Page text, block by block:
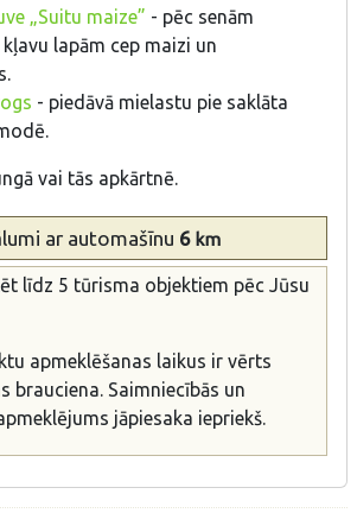
„Suitu maize” - pēc senām
lapām cep maizi un
- piedāvā mielastu pie saklāta
vai tās apkārtnē.
ar automašīnu 6 km
līdz 5 tūrisma objektiem pēc Jūsu
apmeklēšanas laikus ir vērts
brauciena. Saimniecībās un
jāpiesaka iepriekš.